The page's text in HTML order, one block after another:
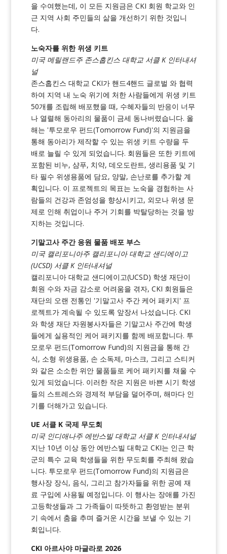
을 수여했는데, 이 모든 지원금은 CKI 회원 학교와 인
근 지역 사회 주민들의 삶을 개선하기 위한 것입니
다.
노숙자를 위한 위생 키트
미국 메릴랜드주 존스홉킨스 대학교 서클 K 인터내셔
널
존스홉킨스 대학교 CKI가 핸드4핸드 글로벌 와 협력
하여 지역 내 노숙 위기에 처한 사람들에게 위생 키트
50개를 조립해 배포했을 때, 수혜자들의 반응이 너무
나 열렬해 동아리의 물품이 금세 동나버렸습니다. 올
해는 '투모로우 펀드(Tomorrow Fund)'의 지원금을
통해 동아리가 제작할 수 있는 위생 키트 수량을 두
배로 늘릴 수 있게 되었습니다. 회원들은 또한 키트에
포함된 비누, 샴푸, 치약, 데오도란트, 생리용품 및 기
타 필수 위생용품에 담요, 양말, 손난로를 추가할 계
획입니다. 이 프로젝트의 목표는 노숙을 경험하는 사
람들의 건강과 존엄성을 향상시키고, 외모나 위생 문
제로 인해 취업이나 주거 기회를 박탈당하는 것을 방
지하는 것입니다.
기말고사 주간 응원 물품 배포 부스
미국 캘리포니아주 캘리포니아 대학교 샌디에이고
(UCSD) 서클 K 인터내셔널
캘리포니아 대학교 샌디에이고(UCSD) 학생 재단이
회원 수와 자금 감소로 어려움을 겪자, CKI 회원들은
재단의 오랜 전통인 '기말고사 주간 케어 패키지' 프
로젝트가 계속될 수 있도록 앞장서 나섰습니다. CKI
와 학생 재단 자원봉사자들은 기말고사 주간에 학생
들에게 실용적인 케어 패키지를 함께 배포합니다. 투
모로우 펀드(Tomorrow Fund)의 지원금을 통해 간
식, 소형 위생용품, 손 소독제, 마스크, 그리고 스티커
와 같은 소소한 위안 물품들로 케어 패키지를 채울 수
있게 되었습니다. 이러한 작은 지원은 바쁜 시기 학생
들의 스트레스와 경제적 부담을 덜어주며, 해마다 인
기를 더해가고 있습니다.
UE 서클 K 국제 무도회
미국 인디애나주 에반스빌 대학교 서클 K 인터내셔널
지난 10년 이상 동안 에반스빌 대학교 CKI는 인근 학
군의 특수 교육 학생들을 위한 무도회를 주최해 왔습
니다. 투모로우 펀드(Tomorrow Fund)의 지원금은
행사장 장식, 음식, 그리고 참가자들을 위한 공예 재
료 구입에 사용될 예정입니다. 이 행사는 장애를 가진
고등학생들과 그 가족들이 따뜻하고 환영받는 분위
기 속에서 춤을 추며 즐거운 시간을 보낼 수 있는 기
회입니다.
CKI 아르사야 마글라로 2026